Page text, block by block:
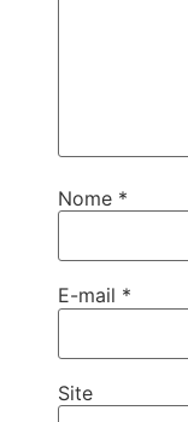
Nome *
E-mail *
Site